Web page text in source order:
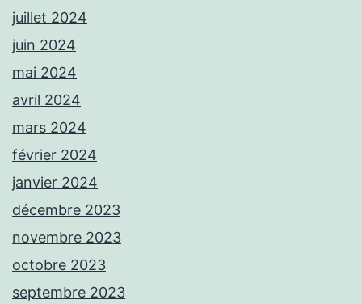
juillet 2024
juin 2024
mai 2024
avril 2024
mars 2024
février 2024
janvier 2024
décembre 2023
novembre 2023
octobre 2023
septembre 2023